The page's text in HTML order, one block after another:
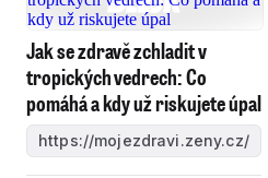
Jak se zdravě zchladit v
tropických vedrech: Co
pomáhá a kdy už riskujete úpal
https://mojezdravi.zeny.cz/